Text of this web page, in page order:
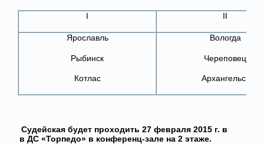
I II
Ярославль
Рыбинск
Котлас
Вологда
Череповец
Архангельск
будет проходить 27 февраля 2015 г. в
в ДС «Торпедо» в конференц-зале на 2 этаже.